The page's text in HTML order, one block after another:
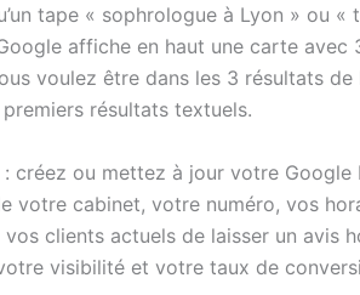
tape « sophrologue à Lyon » ou
affiche en haut une carte avec
voulez être dans les 3 résultats
résultats textuels.
créez ou mettez à jour votre Google
votre cabinet, votre numéro, vos
vos clients actuels de laisser un avis
visibilité et votre taux de